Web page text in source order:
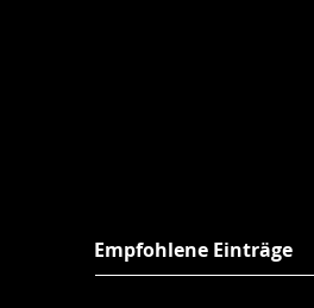
Empfohlene Einträge